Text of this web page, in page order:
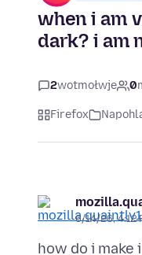
when i am
dark? i am
2wotmołwje 0
Firefox
6/14/26, 4:12